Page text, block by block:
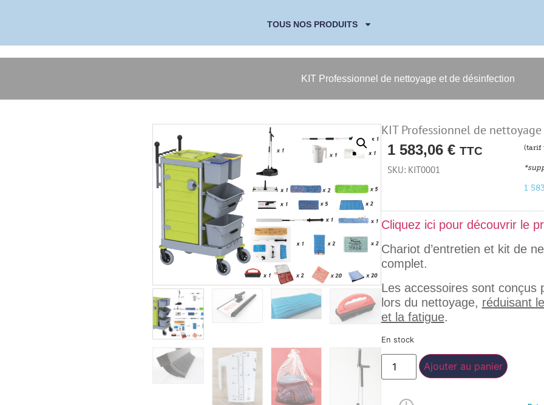
TOUS NOS PRODUITS
KIT Professionnel de nettoyage et de désinfection
KIT Professionnel de
1 583,06 € TTC (tarif
SKU: KIT0001
1
Cliquez ici pour découvrir le
Chariot d’entretien et kit de
complet.
Les accessoires sont conçus
lors du nettoyage, réduisant
et la fatigue.
En stock
Ajouter au panier